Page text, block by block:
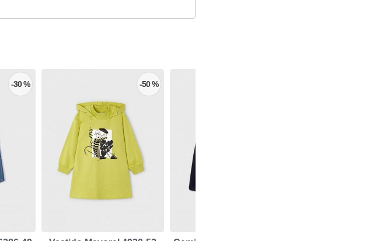
-30 % -50 %